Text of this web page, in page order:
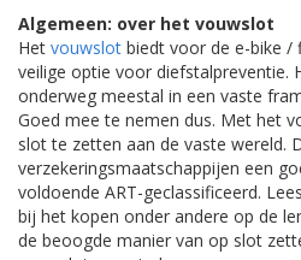
Algemeen: over het vouwslot
Het vouwslot biedt voor de e-bike /
veilige optie voor diefstalpreventie.
onderweg meestal in een vaste
Goed mee te nemen dus. Met het
slot te zetten aan de vaste wereld.
verzekeringsmaatschappijen een
voldoende ART-geclassificeerd.
bij het kopen onder andere op de
de beoogde manier van op slot